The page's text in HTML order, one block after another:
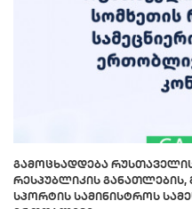
ᲒᲐᲛᲝᲪᲮᲐᲓᲓᲔᲑᲐ
ᲠᲔᲡᲞᲣᲑᲚᲘᲙᲘᲡ ᲒᲐᲜᲐᲗᲚᲔᲑᲘᲡ,
ᲡᲞᲝᲠᲢᲘᲡ ᲡᲐᲛᲘᲜᲘᲡᲢᲠᲝᲡ